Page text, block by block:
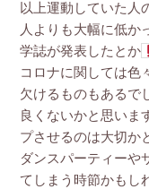
以上運動していた人
人よりも大幅に低か
学誌が発表したとか
コロナに関しては色
欠けるものもあるで
良くないかと思いま
プさせるのは大切か
ダンスパーティーや
てしまう時節かもし